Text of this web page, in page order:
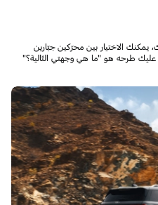
يمكنك الاختيار بين محرّكين جبّارين
عليك طرحه هو "ما هي وجهتي التّالية؟"